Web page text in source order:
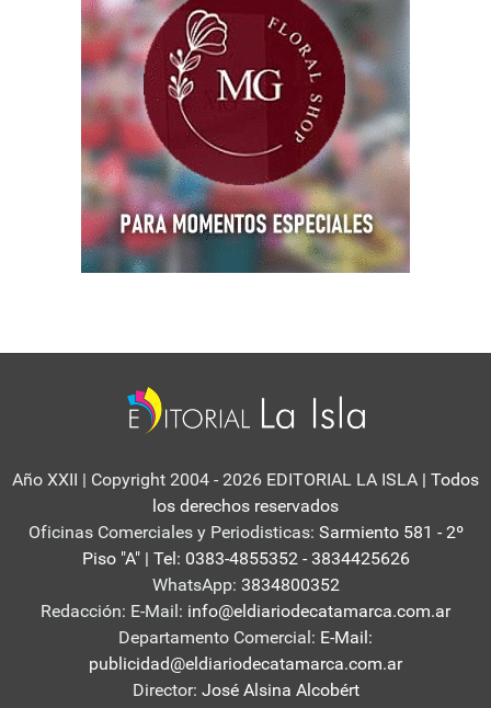
Año XXII | Copyright 2004 - 2026 EDITORIAL LA ISLA | Todos
los derechos reservados
Oficinas Comerciales y Periodisticas: Sarmiento 581 - 2º
Piso "A" | Tel: 0383-4855352 - 3834425626
WhatsApp: 3834800352
Redacción: E-Mail: info@eldiariodecatamarca.com.ar
Departamento Comercial: E-Mail:
publicidad@eldiariodecatamarca.com.ar
Director: José Alsina Alcobért